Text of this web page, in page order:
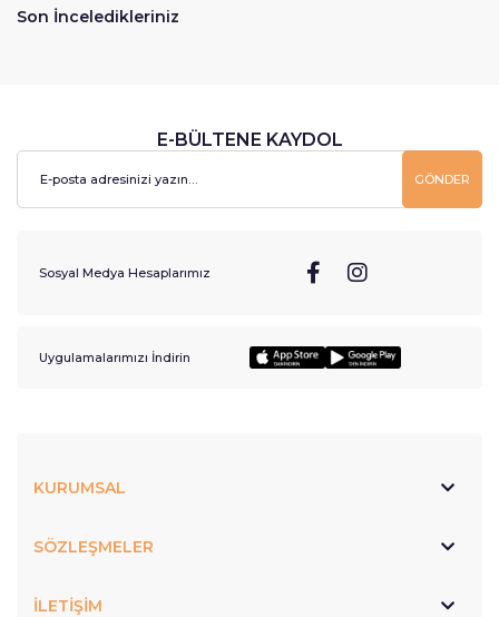
Son İnceledikleriniz
E-BÜLTENE KAYDOL
GÖNDER
Sosyal Medya Hesaplarımız
Uygulamalarımızı İndirin
KURUMSAL
SÖZLEŞMELER
İLETİŞİM